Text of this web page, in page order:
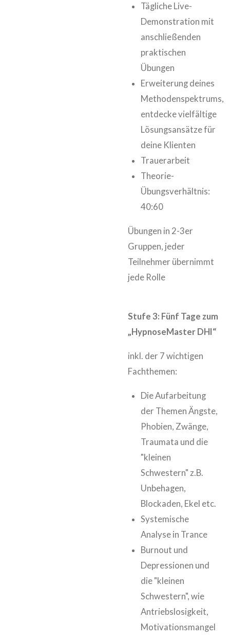
Tägliche Live-
Demonstration mit
anschließenden
praktischen
Übungen
Erweiterung deines
Methodenspektrums,
entdecke vielfältige
Lösungsansätze für
deine Klienten
Trauerarbeit
Theorie-
Übungsverhältnis:
40:60
Übungen in 2-3er
Gruppen, jeder
Teilnehmer übernimmt
jede Rolle
Stufe 3: Fünf Tage zum
„HypnoseMaster DHI“
inkl. der 7 wichtigen
Fachthemen:
Die Aufarbeitung
der Themen Ängste,
Phobien, Zwänge,
Traumata und die
"kleinen
Schwestern" z.B.
Unbehagen,
Blockaden, Ekel etc.
Systemische
Analyse in Trance
Burnout und
Depressionen und
die "kleinen
Schwestern", wie
Antriebslosigkeit,
Motivationsmangel